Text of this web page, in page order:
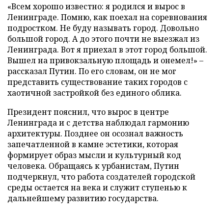
«Всем хорошо известно: я родился и вырос в
Ленинграде. Помню, как поехал на соревнования
подростком. Не буду называть город. Довольно
большой город. А до этого почти не выезжал из
Ленинграда. Вот я приехал в этот город большой.
Вышел на привокзальную площадь и онемел!» –
рассказал Путин. По его словам, он не мог
представить существование таких городов с
хаотичной застройкой без единого облика.
Президент пояснил, что вырос в центре
Ленинграда и с детства наблюдал гармонию
архитектуры. Позднее он осознал важность
запечатленной в камне эстетики, которая
формирует образ мысли и культурный код
человека. Обращаясь к урбанистам, Путин
подчеркнул, что работа создателей городской
среды остается на века и служит ступенью к
дальнейшему развитию государства.